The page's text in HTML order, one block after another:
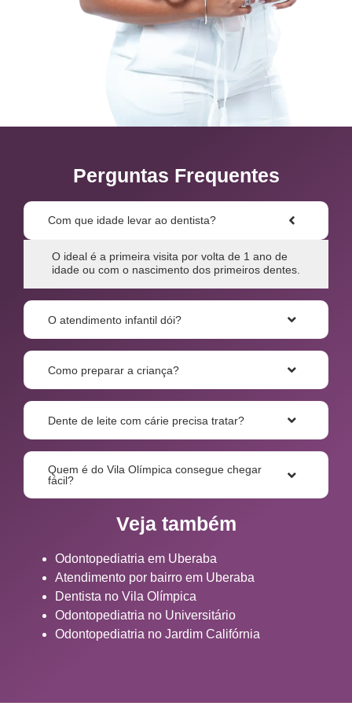
Perguntas Frequentes
Com que idade levar ao dentista?
O ideal é a primeira visita por volta de 1 ano de
idade ou com o nascimento dos primeiros dentes.
O atendimento infantil dói?
Como preparar a criança?
Dente de leite com cárie precisa tratar?
Quem é do Vila Olímpica consegue chegar
fácil?
Veja também
Odontopediatria em Uberaba
Atendimento por bairro em Uberaba
Dentista no Vila Olímpica
Odontopediatria no Universitário
Odontopediatria no Jardim Califórnia